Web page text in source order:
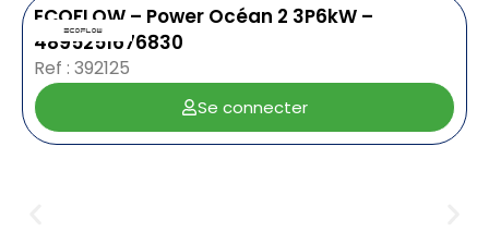
ECOFLOW – Power Océan 2 3P6kW –
4895251676830
Ref : 392125
Se connecter